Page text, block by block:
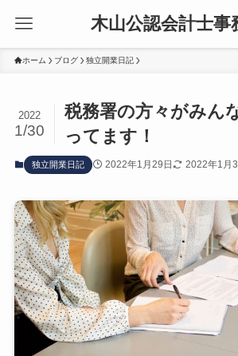
木山公認会計士事
ホーム ブログ 独立開業日記
税務署の方々がみん
ってます！
2022
1/30
独立開業日記 2022年1月29日 2022年1月